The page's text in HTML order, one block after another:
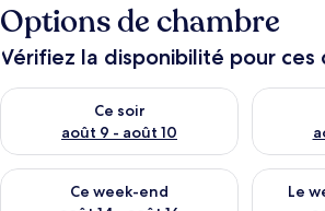
Options de chambre
Vérifiez la disponibilité pour ces
Ce soir
août 9 - août 10
Vérifier la disponibilité pour ce soir août
Vérifier
Ce week-end
Vérifier la disponibilité pour ce week-end
Le
Vérifier